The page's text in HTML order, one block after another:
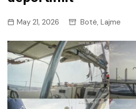
May 21, 2026 Botë, Lajme